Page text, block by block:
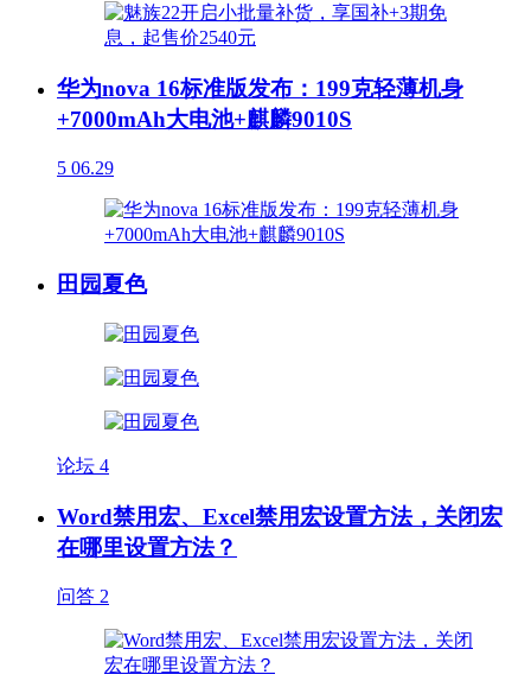
华为nova 16标准版发布：199克轻薄机身
+7000mAh大电池+麒麟9010S
5 06.29
田园夏色
论坛 4
Word禁用宏、Excel禁用宏设置方法，关闭宏
在哪里设置方法？
问答 2